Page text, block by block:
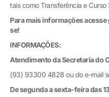
Educação a Distância
Pesquisa
Extensão
Infraestrutura e Serviços
tais como Transferência e Curso
Para mais informações acesse
se!
INFORMAÇÕES:
Atendimento da Secretaria do
(93) 93300 4828 ou do e-mail
De segunda a sexta-feira das